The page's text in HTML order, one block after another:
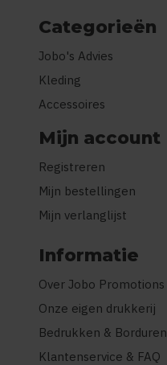
Categorieën
Jobo's Advies
Kleding
Accessoires
Mijn account
Registreren
Mijn bestellingen
Mijn verlanglijst
Informatie
Over Jobo Promotions
Onze eigen drukkerij
Bedrukken & Borduren
Klantenservice & FAQ